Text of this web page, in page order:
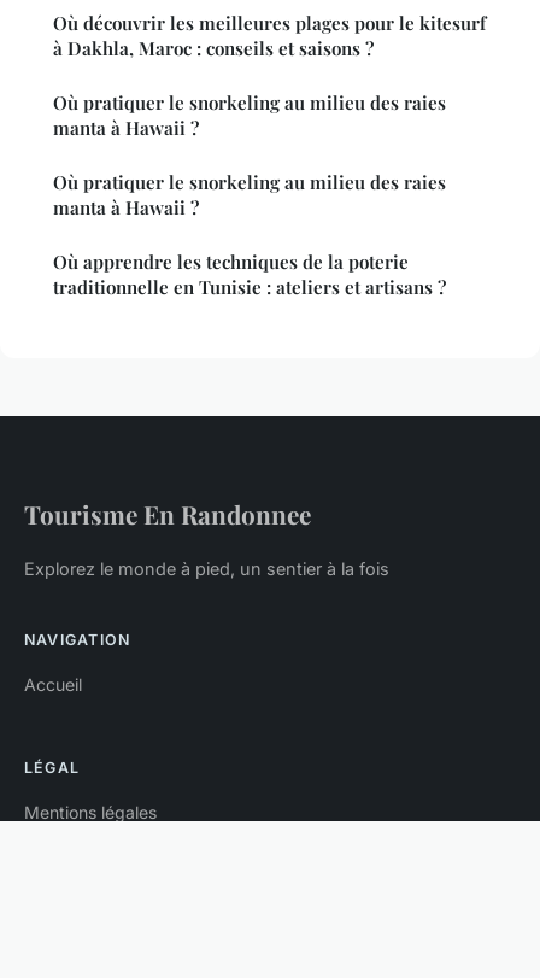
Où découvrir les meilleures plages pour le kitesurf
à Dakhla, Maroc : conseils et saisons ?
Où pratiquer le snorkeling au milieu des raies
manta à Hawaii ?
Où pratiquer le snorkeling au milieu des raies
manta à Hawaii ?
Où apprendre les techniques de la poterie
traditionnelle en Tunisie : ateliers et artisans ?
Tourisme En Randonnee
Explorez le monde à pied, un sentier à la fois
NAVIGATION
Accueil
LÉGAL
Mentions légales